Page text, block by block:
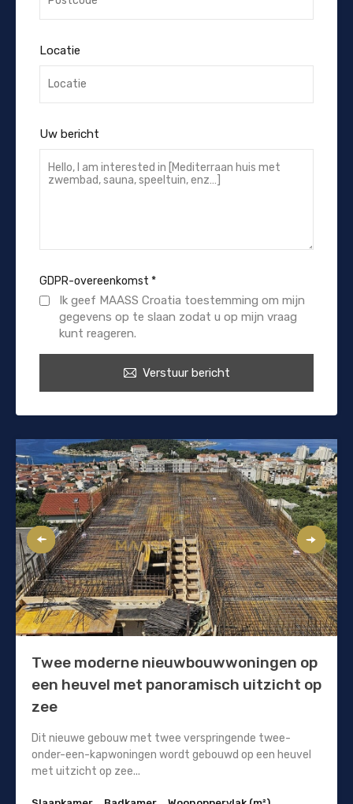
Locatie
Uw bericht
GDPR-overeenkomst *
Ik geef MAASS Croatia toestemming om mijn
gegevens op te slaan zodat u op mijn vraag
kunt reageren.
Verstuur bericht
Twee moderne nieuwbouwwoningen op
een heuvel met panoramisch uitzicht op
zee
Dit nieuwe gebouw met twee verspringende twee-
onder-een-kapwoningen wordt gebouwd op een heuvel
met uitzicht op zee...